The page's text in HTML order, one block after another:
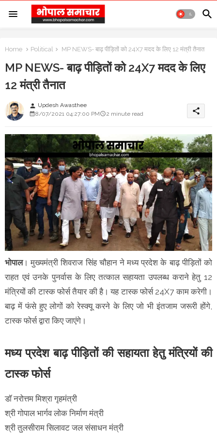
Home Political MP NEWS- बाढ़ पीड़ितों को 24X7 मदद के लिए 12 मंत्री तैनात
MP NEWS- बाढ़ पीड़ितों को 24X7 मदद के लिए
12 मंत्री तैनात
person Updesh Awasthee
8/07/2021 04:27:00 PM
2 minute read share
भोपाल। मुख्यमंत्री शिवराज सिंह चौहान ने मध्य प्रदेश के बाढ़ पीड़ितों को
राहत एवं उनके पुनर्वास के लिए तत्काल सहायता उपलब्ध कराने हेतु 12
मंत्रियों की टास्क फोर्स तैयार की है। यह टास्क फोर्स 24X7 काम करेगी।
बाढ़ में फंसे हुए लोगों को रेस्क्यू करने के लिए जो भी इंतजाम जरूरी होंगे,
टास्क फोर्स द्वारा किए जाएंगे।
मध्य प्रदेश बाढ़ पीड़ितों की सहायता हेतु मंत्रियों की
टास्क फोर्स
डॉ नरोत्तम मिश्रा गृहमंत्री
श्री गोपाल भार्गव लोक निर्माण मंत्री
श्री तुलसीराम सिलावट जल संसाधन मंत्री